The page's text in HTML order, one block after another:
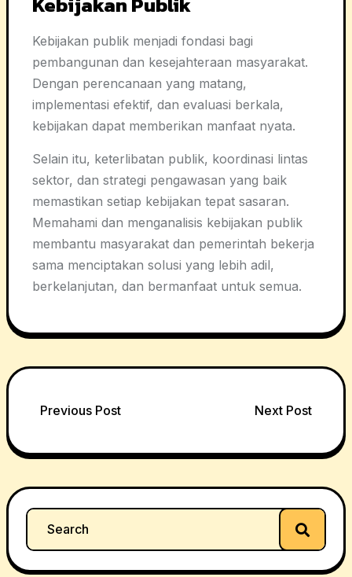
Kebijakan publik menjadi fondasi bagi
pembangunan dan kesejahteraan masyarakat.
Dengan perencanaan yang matang,
implementasi efektif, dan evaluasi berkala,
kebijakan dapat memberikan manfaat nyata.
Selain itu, keterlibatan publik, koordinasi lintas
sektor, dan strategi pengawasan yang baik
memastikan setiap kebijakan tepat sasaran.
Memahami dan menganalisis kebijakan publik
membantu masyarakat dan pemerintah bekerja
sama menciptakan solusi yang lebih adil,
berkelanjutan, dan bermanfaat untuk semua.
Post
navigation
Previous Post Next Post
Search